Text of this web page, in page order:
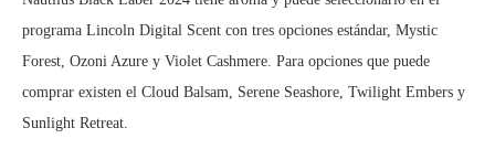
programa Lincoln Digital Scent con tres opciones estándar, Mystic
Forest, Ozoni Azure y Violet Cashmere. Para opciones que puede
comprar existen el Cloud Balsam, Serene Seashore, Twilight Embers y
Sunlight Retreat.